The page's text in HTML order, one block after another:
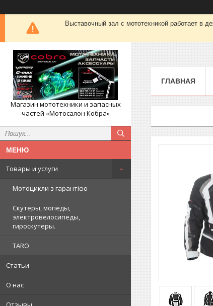
Выставочный зал с мототехникой работает
Магазин мототехники и запасных
частей «Мотосалон Кобра»
Товары и услуги
Мотоцикли з гарантією
Скутеры, мопеды,
электровелосипеды,
гироскутеры.
TARO
Статьи
О нас
ГЛАВНАЯ